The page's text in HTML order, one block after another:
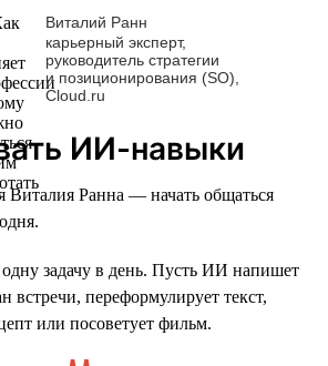
Виталий Ранн
карьерный эксперт,
руководитель стратегии
и позиционирования (SO),
Cloud.ru
ИИ-навыки
Виталия Ранна — начать общаться
задачу в день. Пусть ИИ напишет
встречи, переформулирует текст,
или посоветует фильм.